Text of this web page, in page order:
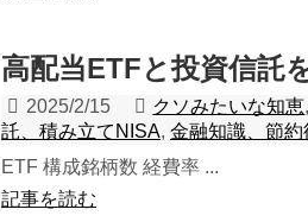
高配当ETFと投資信託
2025/2/15 クソみたいな知恵
託、積み立てNISA, 金融知識、節
ETF 構成銘柄数 経費率 ...
記事を読む